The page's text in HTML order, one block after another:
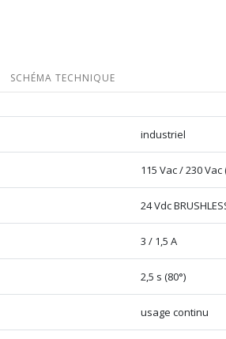
SCHÉMA TECHNIQUE
industriel
115 Vac / 230 Vac
24 Vdc
3 / 1,5 A
2,5 s (80°)
usage continu